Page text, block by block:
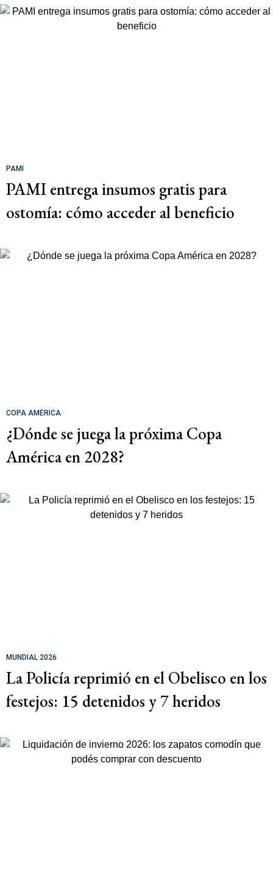
PAMI
PAMI entrega insumos gratis para
ostomía: cómo acceder al beneficio
COPA AMÉRICA
¿Dónde se juega la próxima Copa
América en 2028?
MUNDIAL 2026
La Policía reprimió en el Obelisco en los
festejos: 15 detenidos y 7 heridos